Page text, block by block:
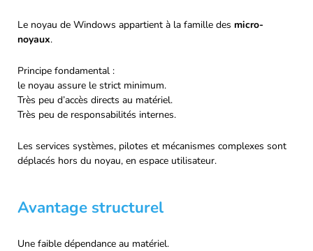
Le noyau de Windows appartient à la famille des micro-
noyaux.
Principe fondamental :
le noyau assure le strict minimum.
Très peu d’accès directs au matériel.
Très peu de responsabilités internes.
Les services systèmes, pilotes et mécanismes complexes sont
déplacés hors du noyau, en espace utilisateur.
Avantage structurel
Une faible dépendance au matériel.